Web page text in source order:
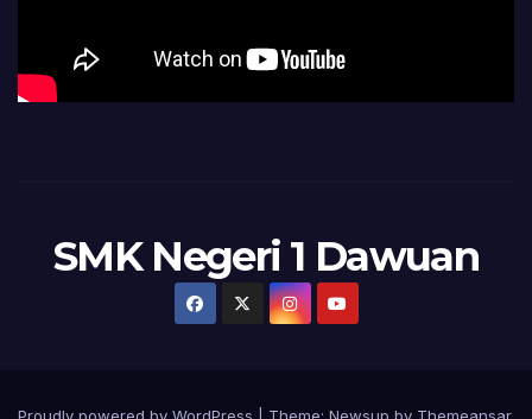
SMK Negeri 1 Dawuan